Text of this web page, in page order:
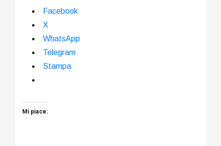
Facebook
X
WhatsApp
Telegram
Stampa
Mi piace: